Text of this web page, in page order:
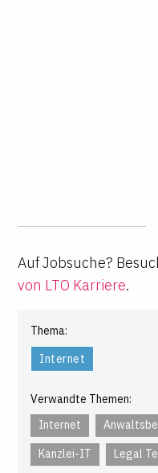
Auf Jobsuche?
von LTO Karriere.
Thema:
Internet
Verwandte Themen:
Internet
Kanzlei-IT
Legal